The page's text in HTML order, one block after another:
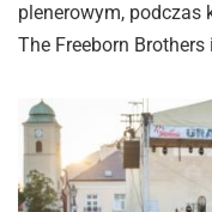
plenerowym, podczas
The Freeborn Brothers